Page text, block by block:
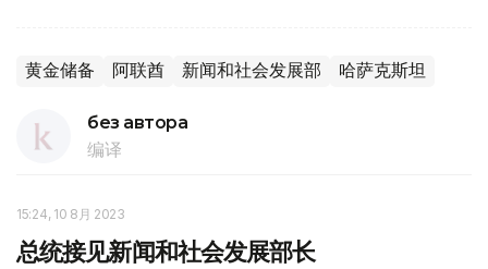
黄金储备 阿联酋 新闻和社会发展部 哈萨克斯坦
без автора
编译
15:24, 10 8月 2023
总统接见新闻和社会发展部长